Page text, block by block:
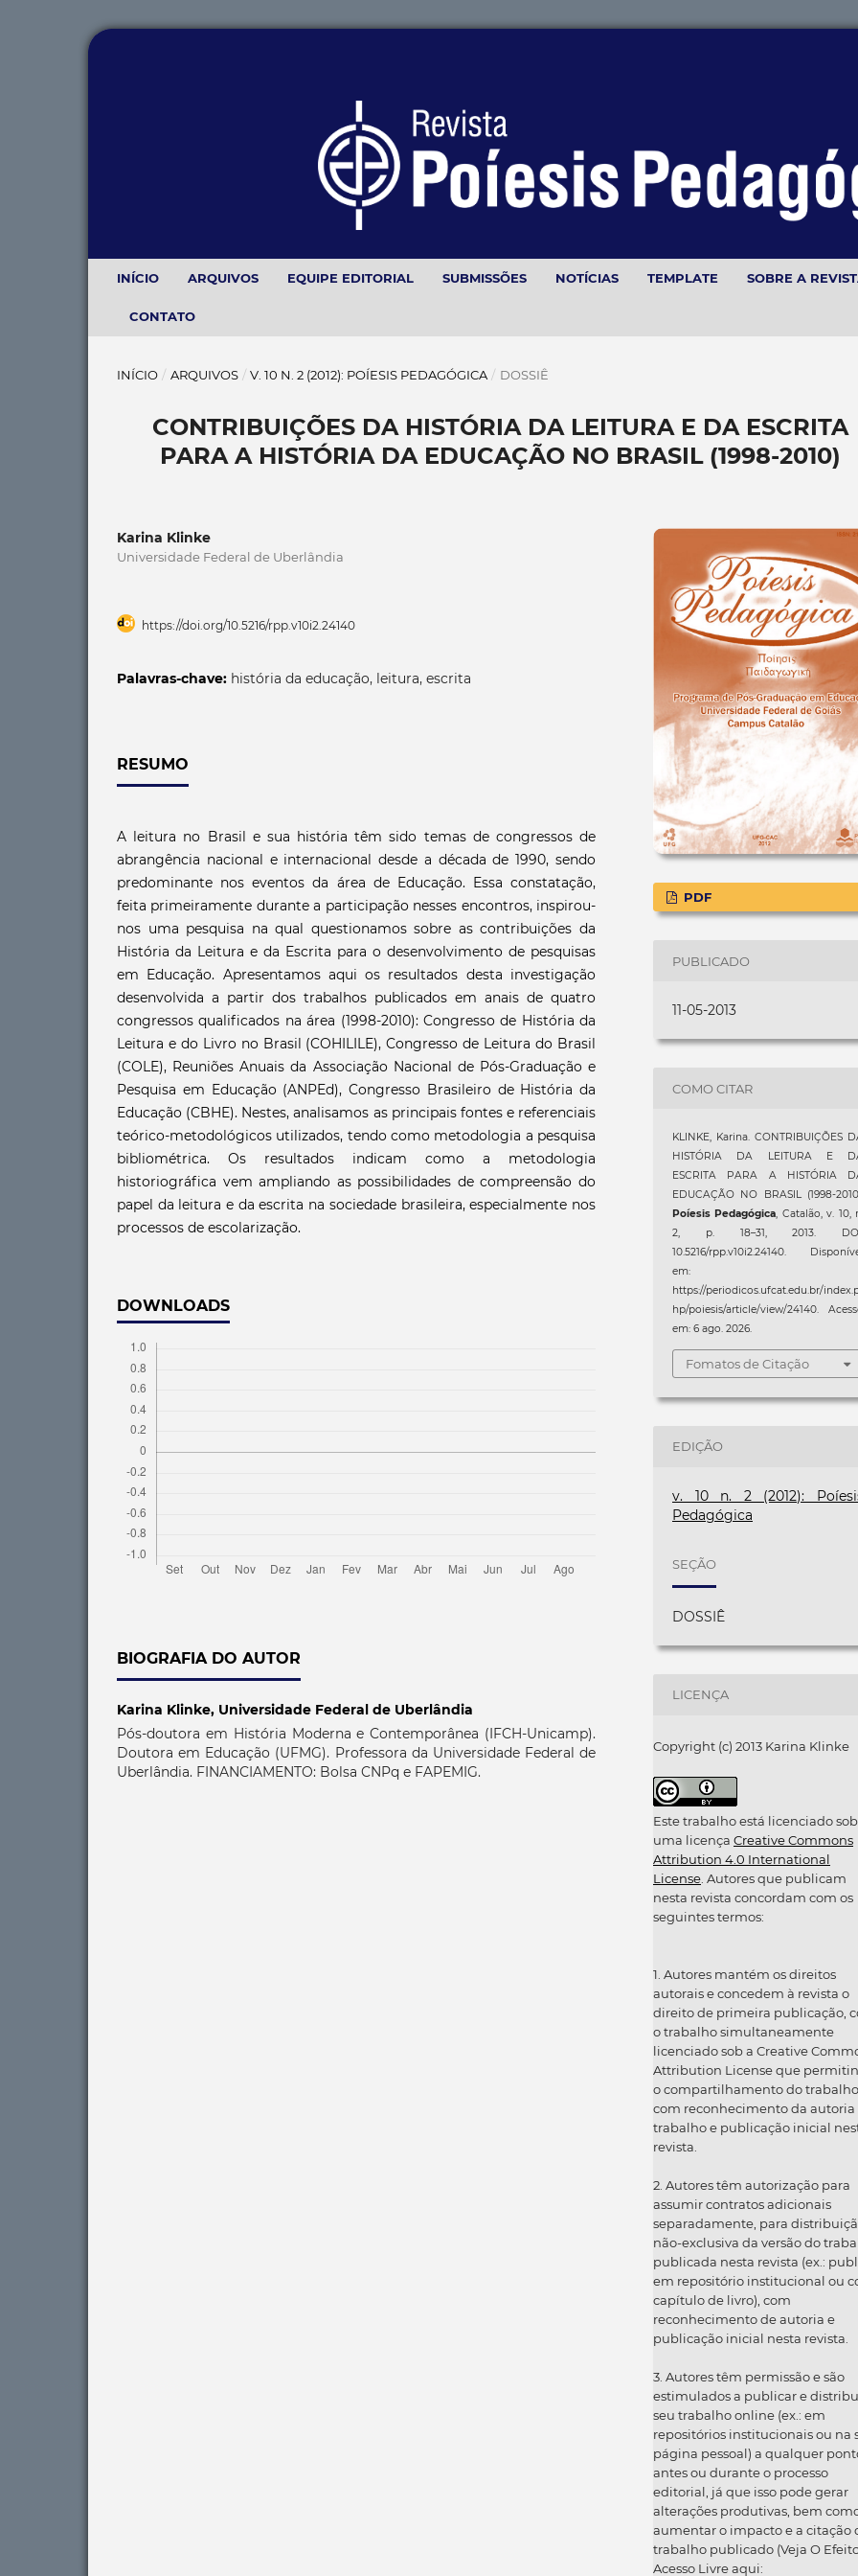
INÍCIO ARQUIVOS EQUIPE EDITORIAL SUBMISSÕES NOTÍCIAS TEMPLATE SOBRE A
CONTATO
INÍCIO / ARQUIVOS / V. 10 N. 2 (2012): POÍESIS PEDAGÓGICA / DOSSIÊ
CONTRIBUIÇÕES DA HISTÓRIA DA LEITURA E DA ESCRITA
PARA A HISTÓRIA DA EDUCAÇÃO NO BRASIL (1998-2010)
Karina Klinke
Universidade Federal de Uberlândia
https://doi.org/10.5216/rpp.v10i2.24140
Palavras-chave: história da educação, leitura, escrita
RESUMO
A leitura no Brasil e sua história têm sido temas de congressos de
abrangência nacional e internacional desde a década de 1990, sendo
predominante nos eventos da área de Educação. Essa constatação,
feita primeiramente durante a participação nesses encontros, inspirou-
nos uma pesquisa na qual questionamos sobre as contribuições da
História da Leitura e da Escrita para o desenvolvimento de pesquisas
em Educação. Apresentamos aqui os resultados desta investigação
desenvolvida a partir dos trabalhos publicados em anais de quatro
congressos qualificados na área (1998-2010): Congresso de História da
Leitura e do Livro no Brasil (COHILILE), Congresso de Leitura do Brasil
(COLE), Reuniões Anuais da Associação Nacional de Pós-Graduação e
Pesquisa em Educação (ANPEd), Congresso Brasileiro de História da
Educação (CBHE). Nestes, analisamos as principais fontes e referenciais
teórico-metodológicos utilizados, tendo como metodologia a pesquisa
bibliométrica. Os resultados indicam como a metodologia
historiográfica vem ampliando as possibilidades de compreensão do
papel da leitura e da escrita na sociedade brasileira, especialmente nos
processos de escolarização.
DOWNLOADS
BIOGRAFIA DO AUTOR
Karina Klinke, Universidade Federal de Uberlândia
Pós-doutora em História Moderna e Contemporânea (IFCH-Unicamp).
Doutora em Educação (UFMG). Professora da Universidade Federal de
Uberlândia. FINANCIAMENTO: Bolsa CNPq e FAPEMIG.
PDF
PUBLICADO
11-05-2013
COMO CITAR
KLINKE, Karina. CONTRIBUIÇÕES
HISTÓRIA DA LEITURA E
ESCRITA PARA A HISTÓRIA
EDUCAÇÃO NO BRASIL (1998-
Poíesis Pedagógica, Catalão, v. 10,
2, p. 18–31, 2013.
10.5216/rpp.v10i2.24140.
em:
https://periodicos.ufcat.edu.br/
hp/poiesis/article/view/24140.
em: 6 ago. 2026.
Fomatos de Citação
EDIÇÃO
v. 10 n. 2 (2012):
Pedagógica
SEÇÃO
DOSSIÊ
LICENÇA
Copyright (c) 2013 Karina Klinke
Este trabalho está licenciado sob
uma licença Creative Commons
Attribution 4.0 International
License . Autores que publicam
nesta revista concordam com os
seguintes termos:
1. Autores mantém os direitos
autorais e concedem à revista o
direito de primeira publicação,
o trabalho simultaneamente
licenciado sob a Creative
Attribution License que
o compartilhamento do trabalho
com reconhecimento da autoria
trabalho e publicação inicial
revista.
2. Autores têm autorização para
assumir contratos adicionais
separadamente, para
não-exclusiva da versão do
publicada nesta revista (ex.:
em repositório institucional ou
capítulo de livro), com
reconhecimento de autoria e
publicação inicial nesta revista.
3. Autores têm permissão e são
estimulados a publicar e
seu trabalho online (ex.: em
repositórios institucionais ou na
página pessoal) a qualquer
antes ou durante o processo
editorial, já que isso pode gerar
alterações produtivas, bem
aumentar o impacto e a citação
trabalho publicado (Veja O
Acesso Livre aqui: